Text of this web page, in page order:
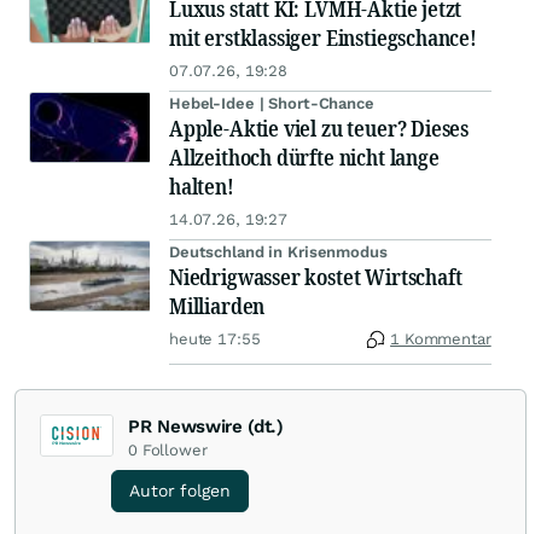
Luxus statt KI: LVMH-Aktie jetzt
mit erstklassiger Einstiegschance!
07.07.26, 19:28
Hebel-Idee | Short-Chance
Apple-Aktie viel zu teuer? Dieses
Allzeithoch dürfte nicht lange
halten!
14.07.26, 19:27
Deutschland in Krisenmodus
Niedrigwasser kostet Wirtschaft
Milliarden
heute 17:55 1 Kommentar
PR Newswire (dt.)
0 Follower
Autor folgen